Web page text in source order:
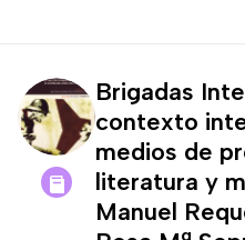
Brigadas
contexto
medios de
literatura y
Manuel